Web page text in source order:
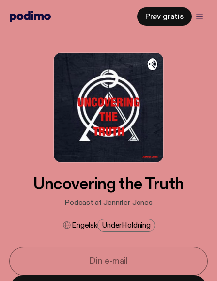
Prøv gratis
Uncovering the Truth
Podcast af Jennifer Jones
Engelsk Under​holdning